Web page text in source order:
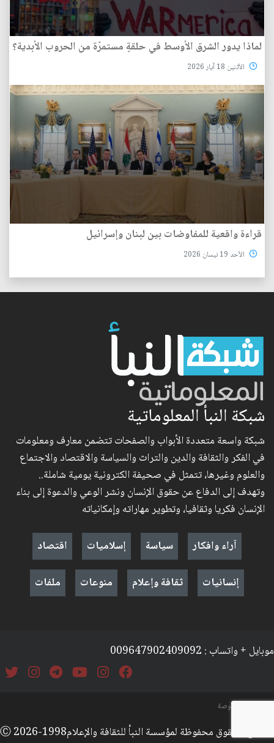
لماذا يدور الشرق الأوسط في حلقةٍ مستمرّة من الحروب الأبدية؟
الأثنين 18 آيار 2026
قراءة واقعية للمفاوضات بين لبنان وإسرائيل
الأحد 19 نيسان 2026
شبكة النبأ المعلوماتية
شبكة واسعة متعددة الأبواب والصفحات تتضمن معارف ومعلومات
في الفكر والثقافة والدين والتراث والسياسة والاقتصاد والاجتماع
والعلوم وغيرها، تتمثل في صحيفة الكترونية يومية شاملة..
وتهدف إلى الدفاع عن حقوق الإنسان ونشر الوعي والدعوة إلى بناء
الإنسان فكريا وثقافيا، وتطوير مهاراته وإمكانياته
آراء وافكار
سياسة إسلاميات
اقتصاد
إنسانيات
ثقافة وإعلام منوعات ملفات
موبايل + واتساب : 009647902409092
السياسة والخصوصة
جميع الحقوق محفوظة لمؤسسة النبأ للثقافة والإعلامⒸ 2026-1998